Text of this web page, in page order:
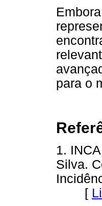
para o
1.
Silva.
[